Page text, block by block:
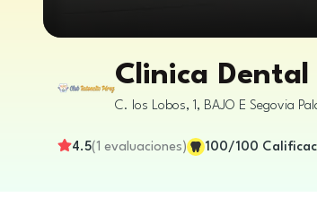
Clinica Dental
C. los Lobos, 1, BAJO E Segovia
4.5(1 evaluaciones) 100/100